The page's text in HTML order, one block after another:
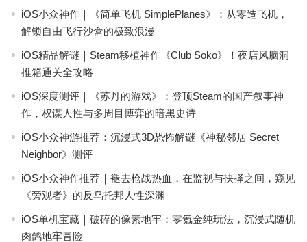
iOS小众神作｜《简单飞机 SimplePlanes》：从零造飞机，
解锁自由飞行沙盒的极致浪漫
iOS精品解谜｜Steam移植神作《Club Soko》！夜店风脑洞
推箱通关全攻略
iOS深度测评｜《苏丹的游戏》：登顶Steam的国产叙事神
作，权谋人性与多周目博弈的暗黑史诗
iOS小众神游推荐：沉浸式3D恐怖解谜《神秘邻居 Secret
Neighbor》测评
iOS小众神作推荐｜褪去枪战热血，在监视与抉择之间，窥见
《旁观者》的反乌托邦人性深渊
iOS单机宝藏｜破碎的像素地牢：零氪金纯玩法，沉浸式随机
肉鸽地牢冒险